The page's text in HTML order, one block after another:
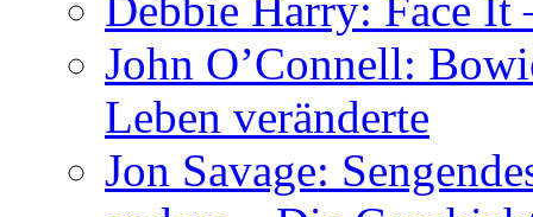
Debbie Harry: Face
John O’Connell:
Leben veränderte
Jon Savage: